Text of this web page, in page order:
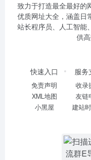
致力于打造最全最好的
优质网址大全，涵盖日
站长程序员、人工智能
供
快速入口
免责声明
XML地图
小黑屋
服务
收录
友链
建站